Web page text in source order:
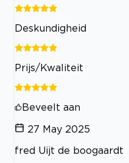
Deskundigheid
Prijs/Kwaliteit
Beveelt aan
27 May 2025
fred Uijt de boogaardt